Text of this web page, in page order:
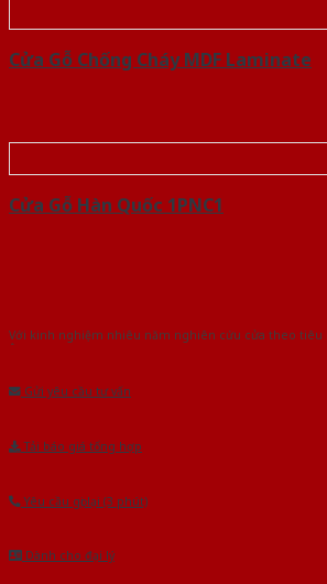
Cửa Gỗ Chống Cháy MDF Laminate
Cửa Gỗ Hàn Quốc 1PNC1
Với kinh nghiệm nhiêu năm nghiên cứu cửa theo tiêu
Âu.Chúng tôi tự tin là nhà sản xuất & cung cấp hàng
Gửi yêu cầu tư vấn
Tải báo giá tổng hợp
Yêu cầu gọi lại (3 phút)
Dành cho đại lý